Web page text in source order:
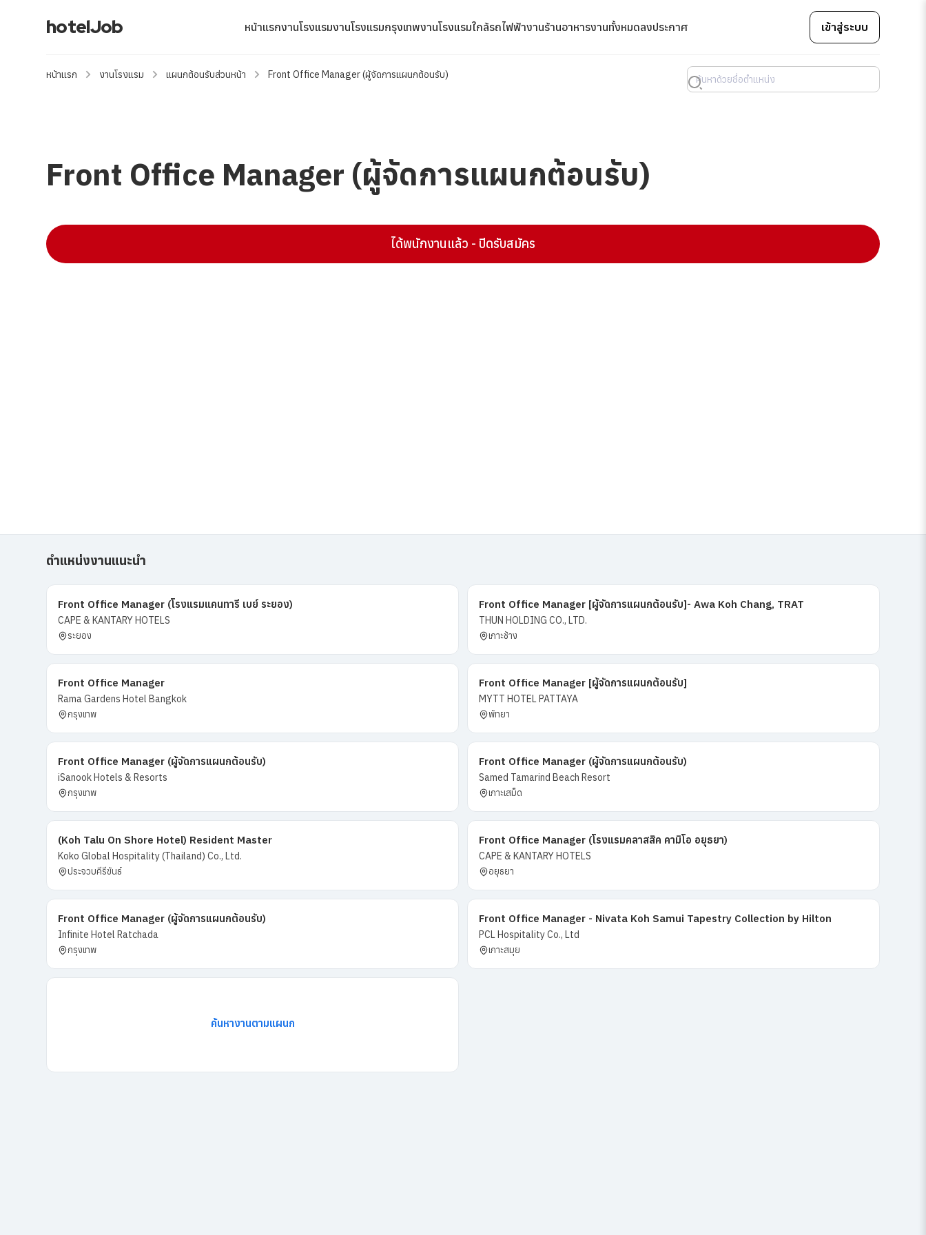
hotelJob หน้าแรกงานโรงแรมงานโรงแรมกรุงเทพงานโรงแรมใกล้รถไฟฟ้างานร้านอาหารงานทั้งหมดลงประกาศ เข้าสู่ระบบ
หน้าแรก งานโรงแรม แผนกต้อนรับส่วนหน้า Front Office Manager (ผู้จัดการแผนกต้อนรับ)
Front Office Manager (ผู้จัดการแผนกต้อนรับ)
ได้พนักงานแล้ว - ปิดรับสมัคร
ตำแหน่งงานแนะนำ
Front Office Manager (โรงแรมแคนทารี เบย์ ระยอง)
CAPE & KANTARY HOTELS
ระยอง
Front Office Manager [ผู้จัดการแผนกต้อนรับ]- Awa Koh Chang, TRAT
THUN HOLDING CO., LTD.
เกาะช้าง
Front Office Manager
Rama Gardens Hotel Bangkok
กรุงเทพ
Front Office Manager [ผู้จัดการแผนกต้อนรับ]
MYTT HOTEL PATTAYA
พัทยา
Front Office Manager (ผู้จัดการแผนกต้อนรับ)
iSanook Hotels & Resorts
กรุงเทพ
Front Office Manager (ผู้จัดการแผนกต้อนรับ)
Samed Tamarind Beach Resort
เกาะเสม็ด
(Koh Talu On Shore Hotel) Resident Master
Koko Global Hospitality (Thailand) Co., Ltd.
ประจวบคีรีขันธ์
Front Office Manager (โรงแรมคลาสสิค คามิโอ อยุธยา)
CAPE & KANTARY HOTELS
อยุธยา
Front Office Manager (ผู้จัดการแผนกต้อนรับ)
Infinite Hotel Ratchada
กรุงเทพ
Front Office Manager - Nivata Koh Samui Tapestry Collection by Hilton
PCL Hospitality Co., Ltd
เกาะสมุย
ค้นหางานตามแผนก